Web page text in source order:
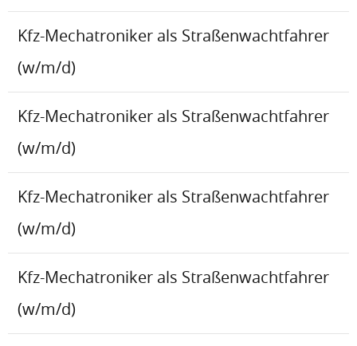
Kfz-Mechatroniker als Straßenwachtfahrer
(w/m/d)
Kfz-Mechatroniker als Straßenwachtfahrer
(w/m/d)
Kfz-Mechatroniker als Straßenwachtfahrer
(w/m/d)
Kfz-Mechatroniker als Straßenwachtfahrer
(w/m/d)